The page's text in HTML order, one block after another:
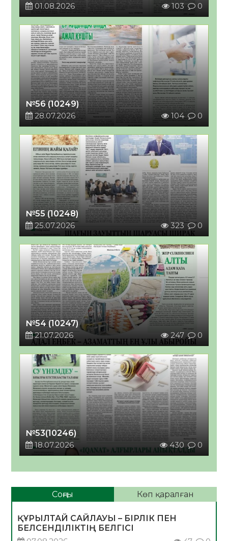
01.08.2026
103 0
№56 (10249)
28.07.2026
104 0
№55 (10248)
25.07.2026
323 0
№54 (10247)
21.07.2026
247 0
№53(10246)
18.07.2026
430 0
Соңғы Көп қаралған
ҚҰРЫЛТАЙ САЙЛАУЫ – БІРЛІК ПЕН
БЕЛСЕНДІЛІКТІҢ БЕЛГІСІ